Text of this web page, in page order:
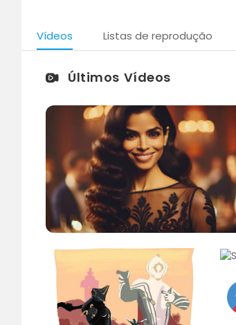
Vídeos Listas de reprodução
Últimos Vídeos